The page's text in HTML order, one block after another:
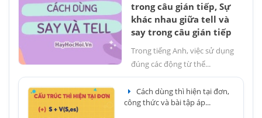
trong câu gián tiếp, Sự
khác nhau giữa tell và
say trong câu gián tiếp
Trong tiếng Anh, việc sử dụng
đúng các động từ thể...
Cách dùng thì hiện tại đơn,
công thức và bài tập áp...